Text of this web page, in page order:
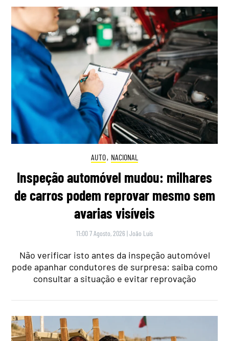
AUTO, NACIONAL
Inspeção automóvel mudou: milhares
de carros podem reprovar mesmo sem
avarias visíveis
11:00 7 Agosto, 2026 |João Luís
Não verificar isto antes da inspeção automóvel
pode apanhar condutores de surpresa: saiba como
consultar a situação e evitar reprovação